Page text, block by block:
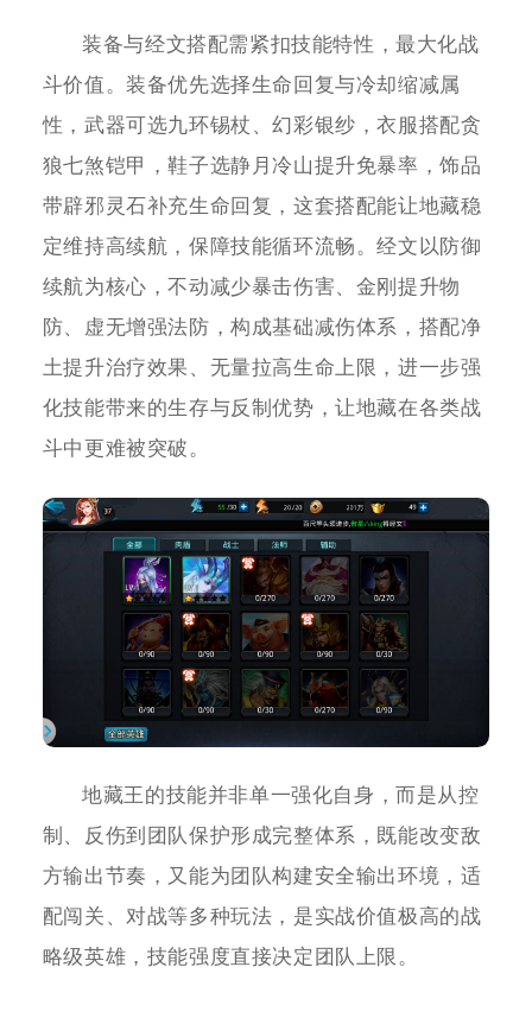
装备与经文搭配需紧扣技能特性，最大化战
斗价值。装备优先选择生命回复与冷却缩减属
性，武器可选九环锡杖、幻彩银纱，衣服搭配贪
狼七煞铠甲，鞋子选静月冷山提升免暴率，饰品
带辟邪灵石补充生命回复，这套搭配能让地藏稳
定维持高续航，保障技能循环流畅。经文以防御
续航为核心，不动减少暴击伤害、金刚提升物
防、虚无增强法防，构成基础减伤体系，搭配净
土提升治疗效果、无量拉高生命上限，进一步强
化技能带来的生存与反制优势，让地藏在各类战
斗中更难被突破。
地藏王的技能并非单一强化自身，而是从控
制、反伤到团队保护形成完整体系，既能改变敌
方输出节奏，又能为团队构建安全输出环境，适
配闯关、对战等多种玩法，是实战价值极高的战
略级英雄，技能强度直接决定团队上限。